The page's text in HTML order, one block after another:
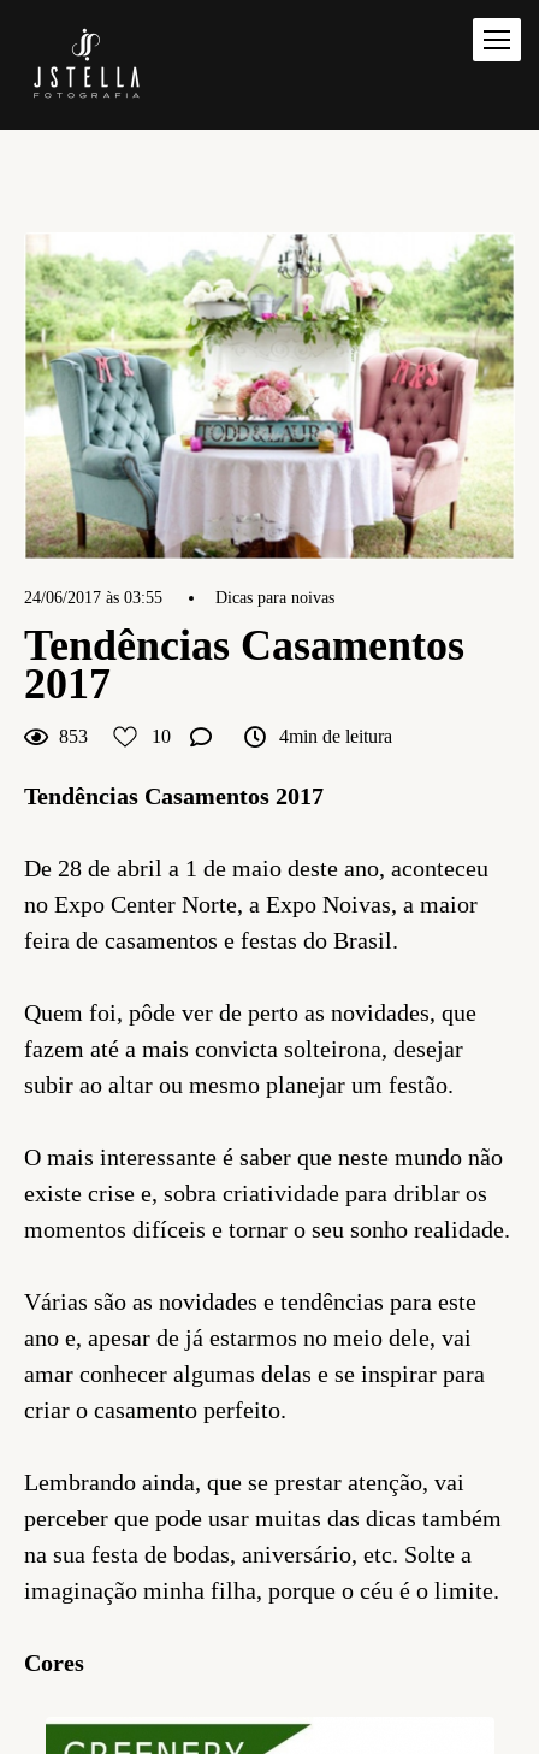
24/06/2017 às 03:55 Dicas para noivas
Tendências Casamentos
2017
853 10 4min de leitura
Tendências Casamentos 2017
De 28 de abril a 1 de maio deste ano, aconteceu
no Expo Center Norte, a Expo Noivas, a maior
feira de casamentos e festas do Brasil.
Quem foi, pôde ver de perto as novidades, que
fazem até a mais convicta solteirona, desejar
subir ao altar ou mesmo planejar um festão.
O mais interessante é saber que neste mundo não
existe crise e, sobra criatividade para driblar os
momentos difíceis e tornar o seu sonho realidade.
Várias são as novidades e tendências para este
ano e, apesar de já estarmos no meio dele, vai
amar conhecer algumas delas e se inspirar para
criar o casamento perfeito.
Lembrando ainda, que se prestar atenção, vai
perceber que pode usar muitas das dicas também
na sua festa de bodas, aniversário, etc. Solte a
imaginação minha filha, porque o céu é o limite.
Cores